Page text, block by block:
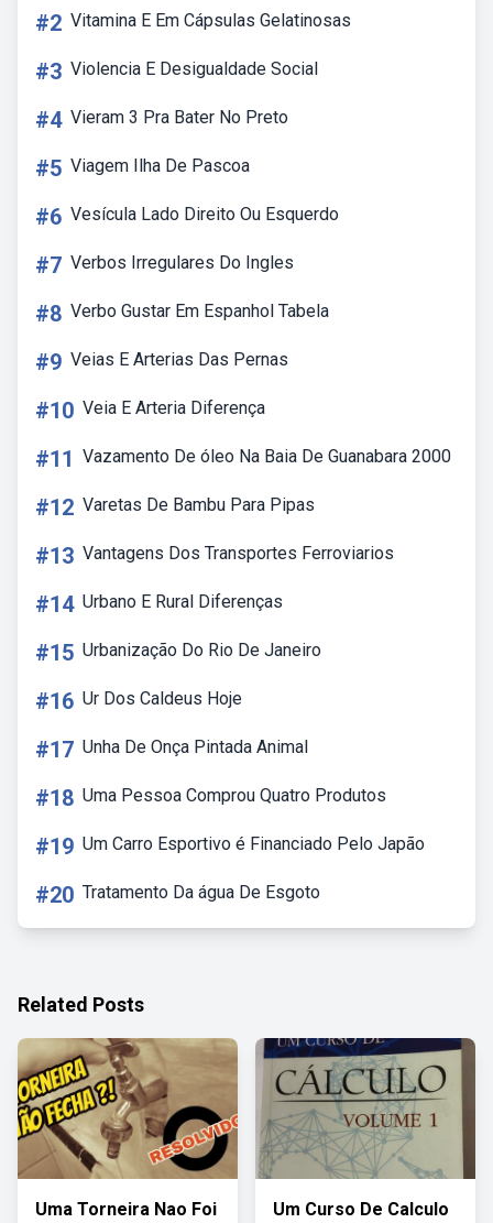
#2 Vitamina E Em Cápsulas Gelatinosas
#3 Violencia E Desigualdade Social
#4 Vieram 3 Pra Bater No Preto
#5 Viagem Ilha De Pascoa
#6 Vesícula Lado Direito Ou Esquerdo
#7 Verbos Irregulares Do Ingles
#8 Verbo Gustar Em Espanhol Tabela
#9 Veias E Arterias Das Pernas
#10 Veia E Arteria Diferença
#11 Vazamento De óleo Na Baia De Guanabara 2000
#12 Varetas De Bambu Para Pipas
#13 Vantagens Dos Transportes Ferroviarios
#14 Urbano E Rural Diferenças
#15 Urbanização Do Rio De Janeiro
#16 Ur Dos Caldeus Hoje
#17 Unha De Onça Pintada Animal
#18 Uma Pessoa Comprou Quatro Produtos
#19 Um Carro Esportivo é Financiado Pelo Japão
#20 Tratamento Da água De Esgoto
Related Posts
Uma Torneira Nao Foi Um Curso De Calculo